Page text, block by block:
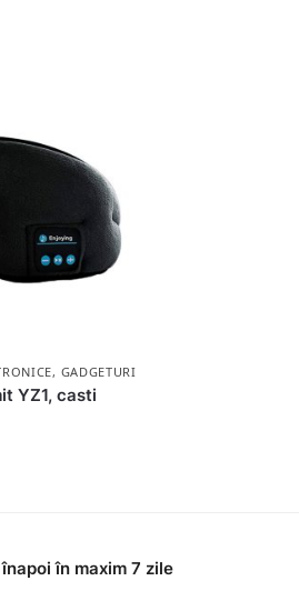
, GADGETURI
YZ1, casti
în maxim 7 zile